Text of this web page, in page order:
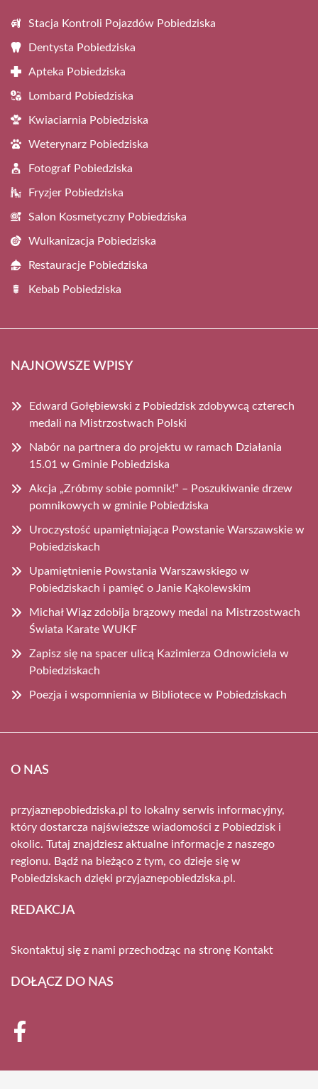
Stacja Kontroli Pojazdów Pobiedziska
Dentysta Pobiedziska
Apteka Pobiedziska
Lombard Pobiedziska
Kwiaciarnia Pobiedziska
Weterynarz Pobiedziska
Fotograf Pobiedziska
Fryzjer Pobiedziska
Salon Kosmetyczny Pobiedziska
Wulkanizacja Pobiedziska
Restauracje Pobiedziska
Kebab Pobiedziska
NAJNOWSZE WPISY
Edward Gołębiewski z Pobiedzisk zdobywcą czterech
medali na Mistrzostwach Polski
Nabór na partnera do projektu w ramach Działania
15.01 w Gminie Pobiedziska
Akcja „Zróbmy sobie pomnik!” – Poszukiwanie drzew
pomnikowych w gminie Pobiedziska
Uroczystość upamiętniająca Powstanie Warszawskie w
Pobiedziskach
Upamiętnienie Powstania Warszawskiego w
Pobiedziskach i pamięć o Janie Kąkolewskim
Michał Wiąz zdobija brązowy medal na Mistrzostwach
Świata Karate WUKF
Zapisz się na spacer ulicą Kazimierza Odnowiciela w
Pobiedziskach
Poezja i wspomnienia w Bibliotece w Pobiedziskach
O NAS
przyjaznepobiedziska.pl to lokalny serwis informacyjny,
który dostarcza najświeższe wiadomości z Pobiedzisk i
okolic. Tutaj znajdziesz aktualne informacje z naszego
regionu. Bądź na bieżąco z tym, co dzieje się w
Pobiedziskach dzięki przyjaznepobiedziska.pl.
REDAKCJA
Skontaktuj się z nami przechodząc na stronę Kontakt
DOŁĄCZ DO NAS